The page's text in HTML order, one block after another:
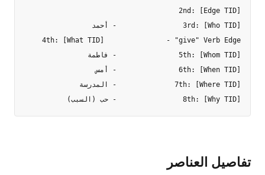
8th: [Why TID]                - حب (السبب)
تفاصيل العناصر